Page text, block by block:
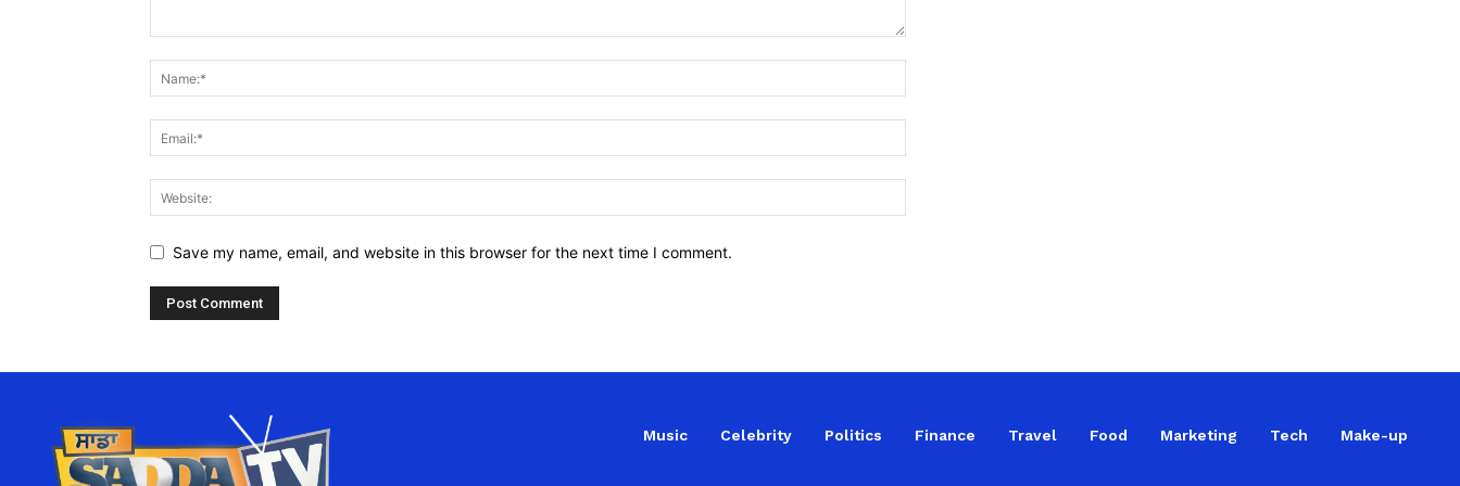
Save my name, email, and website in this browser for the next time I comment.
Music Celebrity Politics Finance Travel Food Marketing Tech Make-up